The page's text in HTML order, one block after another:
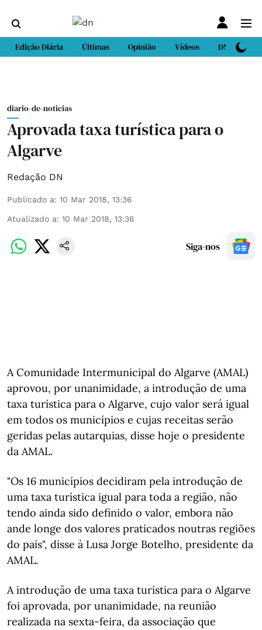
Edição Diária Últimas Opinião Vídeos DN Sport
diario-de-noticias
Aprovada taxa turística para o
Algarve
Redação DN
Publicado a: 10 Mar 2018, 13:36
Atualizado a: 10 Mar 2018, 13:36
Siga-nos
A Comunidade Intermunicipal do Algarve (AMAL)
aprovou, por unanimidade, a introdução de uma
taxa turística para o Algarve, cujo valor será igual
em todos os municípios e cujas receitas serão
geridas pelas autarquias, disse hoje o presidente
da AMAL.
"Os 16 municípios decidiram pela introdução de
uma taxa turística igual para toda a região, não
tendo ainda sido definido o valor, embora não
ande longe dos valores praticados noutras regiões
do país", disse à Lusa Jorge Botelho, presidente da
AMAL.
A introdução de uma taxa turística para o Algarve
foi aprovada, por unanimidade, na reunião
realizada na sexta-feira, da associação que